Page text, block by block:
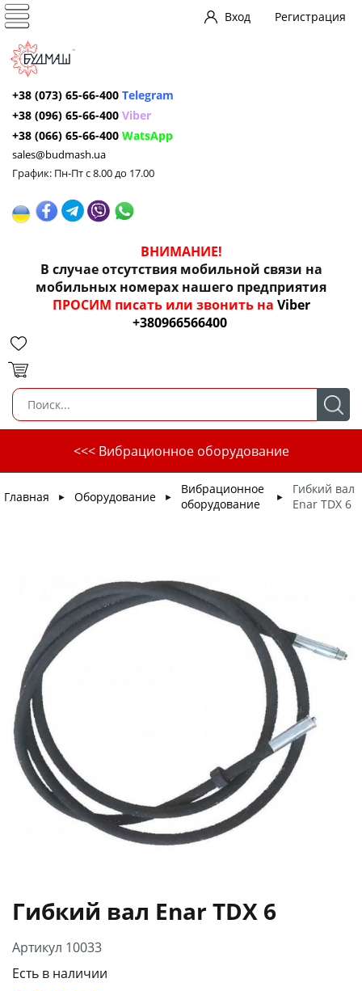
Вход Регистрация
+38 (073) 65-66-400 Telegram
+38 (096) 65-66-400 Viber
+38 (066) 65-66-400 WatsApp
sales@budmash.ua
График: Пн-Пт с 8.00 до 17.00
ВНИМАНИЕ!
В случае отсутствия мобильной связи на
мобильных номерах нашего предприятия
ПРОСИМ писать или звонить на Viber
+380966566400
<<< Вибрационное оборудование
Главная ► Оборудование ►
Вибрационное
оборудование
►
Гибкий вал
Enar TDX 6
Гибкий вал Enar TDX 6
Артикул 10033
Есть в наличии